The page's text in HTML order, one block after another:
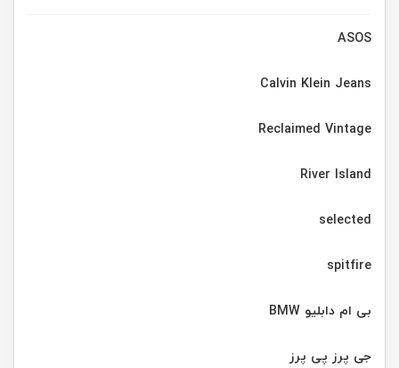
ASOS
Calvin Klein Jeans
Reclaimed Vintage
River Island
selected
spitfire
بی ام دابلیو BMW
جی پرز پی پرز